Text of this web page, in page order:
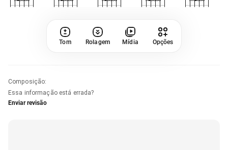
Tom Rolagem Mídia Opções
Composição:
Essa informação está errada?
Enviar revisão